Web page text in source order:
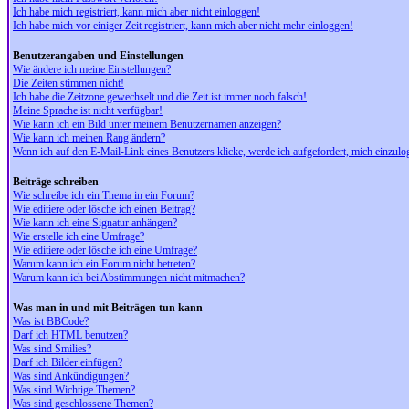
Ich habe mich registriert, kann mich aber nicht einloggen!
Ich habe mich vor einiger Zeit registriert, kann mich aber nicht mehr einloggen!
Benutzerangaben und Einstellungen
Wie ändere ich meine Einstellungen?
Die Zeiten stimmen nicht!
Ich habe die Zeitzone gewechselt und die Zeit ist immer noch falsch!
Meine Sprache ist nicht verfügbar!
Wie kann ich ein Bild unter meinem Benutzernamen anzeigen?
Wie kann ich meinen Rang ändern?
Wenn ich auf den E-Mail-Link eines Benutzers klicke, werde ich aufgefordert, mich
Beiträge schreiben
Wie schreibe ich ein Thema in ein Forum?
Wie editiere oder lösche ich einen Beitrag?
Wie kann ich eine Signatur anhängen?
Wie erstelle ich eine Umfrage?
Wie editiere oder lösche ich eine Umfrage?
Warum kann ich ein Forum nicht betreten?
Warum kann ich bei Abstimmungen nicht mitmachen?
Was man in und mit Beiträgen tun kann
Was ist BBCode?
Darf ich HTML benutzen?
Was sind Smilies?
Darf ich Bilder einfügen?
Was sind Ankündigungen?
Was sind Wichtige Themen?
Was sind geschlossene Themen?